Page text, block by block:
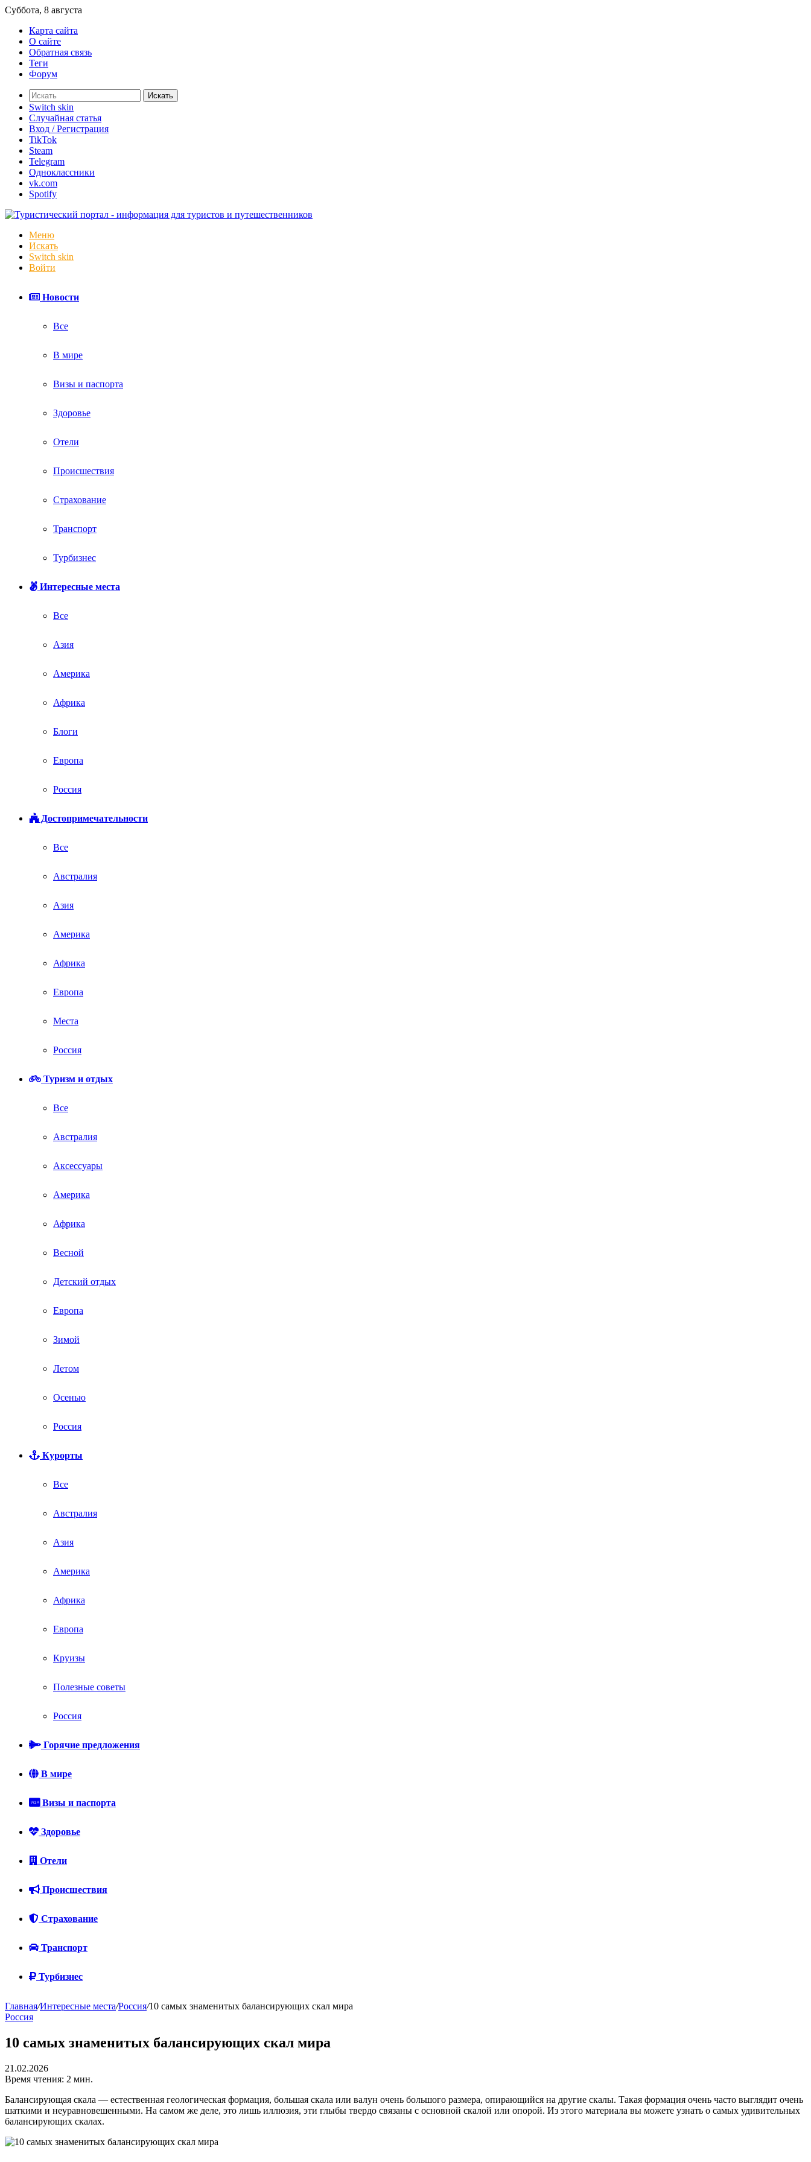
Суббота, 8 августа
Карта сайта
О сайте
Обратная связь
Теги
Форум
Искать
Switch skin
Случайная статья
Вход / Регистрация
TikTok
Steam
Telegram
Одноклассники
vk.com
Spotify
Меню
Искать
Switch skin
Войти
Новости
Все
В мире
Визы и паспорта
Здоровье
Отели
Происшествия
Страхование
Транспорт
Турбизнес
Интересные места
Все
Азия
Америка
Африка
Блоги
Европа
Россия
Достопримечательности
Все
Австралия
Азия
Америка
Африка
Европа
Места
Россия
Туризм и отдых
Все
Австралия
Аксессуары
Америка
Африка
Весной
Детский отдых
Европа
Зимой
Летом
Осенью
Россия
Курорты
Все
Австралия
Азия
Америка
Африка
Европа
Круизы
Полезные советы
Россия
Горячие предложения
В мире
Визы и паспорта
Здоровье
Отели
Происшествия
Страхование
Транспорт
Турбизнес
Главная/Интересные места/Россия/10 самых знаменитых балансирующих скал мира
Россия
10 самых знаменитых балансирующих скал мира
21.02.2026
Время чтения: 2 мин.
Балансирующая скала — естественная геологическая формация, большая скала или валун очень большого размера, опирающийся на другие скалы. Такая формация очень часто выглядит очень
шаткими и неуравновешенными. На самом же деле, это лишь иллюзия, эти глыбы твердо связаны с основной скалой или опорой. Из этого материала вы можете узнать о самых удивительных
балансирующих скалах.